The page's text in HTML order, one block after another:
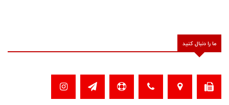
ما را دنبال کنید